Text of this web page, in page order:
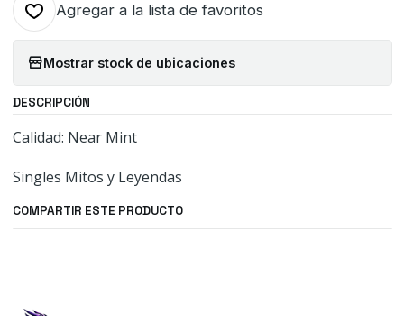
Agregar a la lista de favoritos
Mostrar stock de ubicaciones
DESCRIPCIÓN
Calidad: Near Mint
Singles Mitos y Leyendas
COMPARTIR ESTE PRODUCTO